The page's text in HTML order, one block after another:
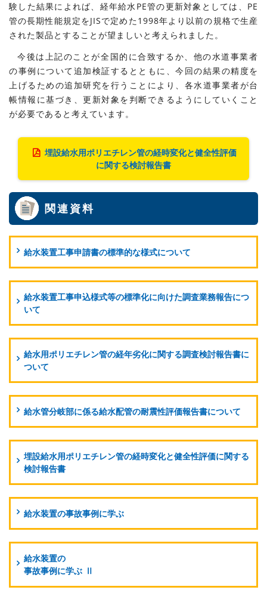
験した結果によれば、経年給水PE管の更新対象としては、PE
管の長期性能規定をJISで定めた1998年より以前の規格で生産
された製品とすることが望ましいと考えられました。
今後は上記のことが全国的に合致するか、他の水道事業者
の事例について追加検証するとともに、今回の結果の精度を
上げるための追加研究を行うことにより、各水道事業者が台
帳情報に基づき、更新対象を判断できるようにしていくこと
が必要であると考えています。
埋設給水用ポリエチレン管の経時変化と健全性評価
に関する検討報告書
関連資料
給水装置工事申請書の標準的な様式について
給水装置工事申込様式等の標準化に向けた調査業務報告につ
いて
給水用ポリエチレン管の経年劣化に関する調査検討報告書に
ついて
給水管分岐部に係る給水配管の耐震性評価報告書について
埋設給水用ポリエチレン管の経時変化と健全性評価に関する
検討報告書
給水装置の事故事例に学ぶ
給水装置の
事故事例に学ぶ